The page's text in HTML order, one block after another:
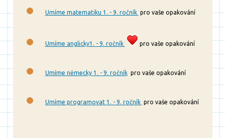
Umíme matematiku 1. - 9. ročník pro vaše opakování
Umíme anglicky1. - 9. ročník pro vaše opakování
Umíme německy 1. - 9. ročníkpro vaše opakování
Umíme programovat 1. - 9. ročník pro vaše opakování